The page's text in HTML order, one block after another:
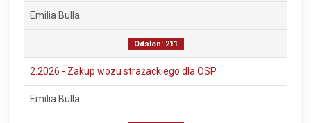
Emilia Bulla
Odsłon: 211
2.2026 - Zakup wozu strażackiego dla OSP
Emilia Bulla